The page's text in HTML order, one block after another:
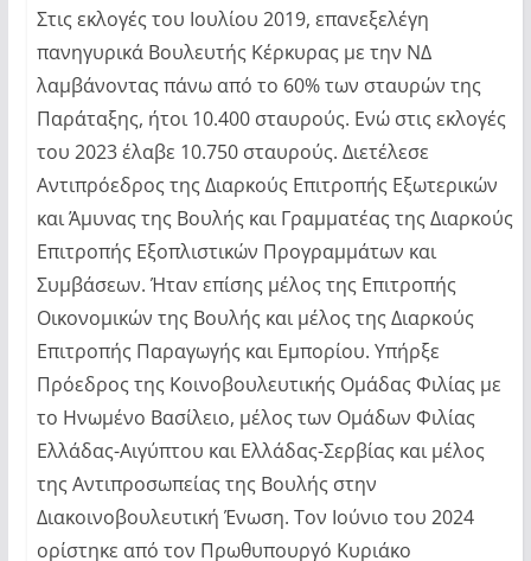
Στις εκλογές του Ιουλίου 2019, επανεξελέγη
πανηγυρικά Βουλευτής Κέρκυρας με την ΝΔ
λαμβάνοντας πάνω από το 60% των σταυρών της
Παράταξης, ήτοι 10.400 σταυρούς. Ενώ στις εκλογές
του 2023 έλαβε 10.750 σταυρούς. Διετέλεσε
Αντιπρόεδρος της Διαρκούς Επιτροπής Εξωτερικών
και Άμυνας της Βουλής και Γραμματέας της Διαρκούς
Επιτροπής Εξοπλιστικών Προγραμμάτων και
Συμβάσεων. Ήταν επίσης μέλος της Επιτροπής
Οικονομικών της Βουλής και μέλος της Διαρκούς
Επιτροπής Παραγωγής και Εμπορίου. Υπήρξε
Πρόεδρος της Κοινοβουλευτικής Ομάδας Φιλίας με
το Ηνωμένο Βασίλειο, μέλος των Ομάδων Φιλίας
Ελλάδας-Αιγύπτου και Ελλάδας-Σερβίας και μέλος
της Αντιπροσωπείας της Βουλής στην
Διακοινοβουλευτική Ένωση. Τον Ιούνιο του 2024
ορίστηκε από τον Πρωθυπουργό Κυριάκο